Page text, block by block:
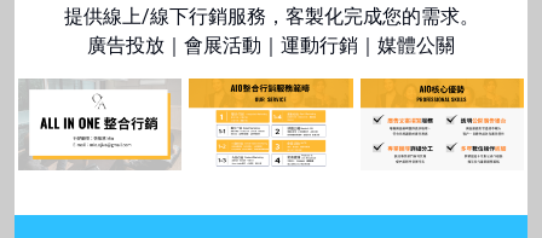
提供線上/線下行銷服務，客製化完成您的需求。
廣告投放｜會展活動｜運動行銷｜媒體公關